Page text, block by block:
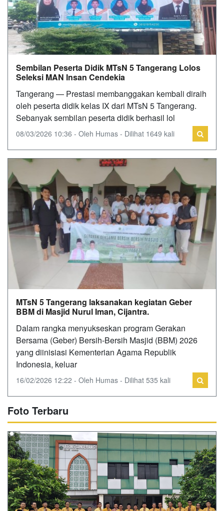
Sembilan Peserta Didik MTsN 5 Tangerang Lolos
Seleksi MAN Insan Cendekia
Tangerang — Prestasi membanggakan kembali diraih
oleh peserta didik kelas IX dari MTsN 5 Tangerang.
Sebanyak sembilan peserta didik berhasil lol
08/03/2026 10:36 - Oleh Humas - Dilihat 1649 kali
MTsN 5 Tangerang laksanakan kegiatan Geber
BBM di Masjid Nurul Iman, Cijantra.
Dalam rangka menyukseskan program Gerakan
Bersama (Geber) Bersih-Bersih Masjid (BBM) 2026
yang diinisiasi Kementerian Agama Republik
Indonesia, keluar
16/02/2026 12:22 - Oleh Humas - Dilihat 535 kali
Foto Terbaru